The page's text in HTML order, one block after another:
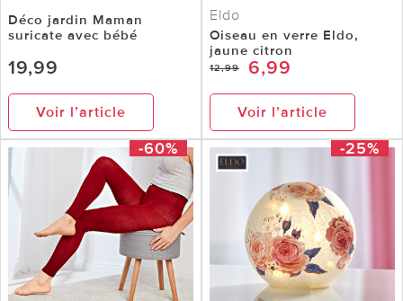
Déco jardin Maman
suricate avec bébé
19,99
Voir l’article
Eldo
Oiseau en verre Eldo,
jaune citron
12,99 6,99
Voir l’article
-60% -25%